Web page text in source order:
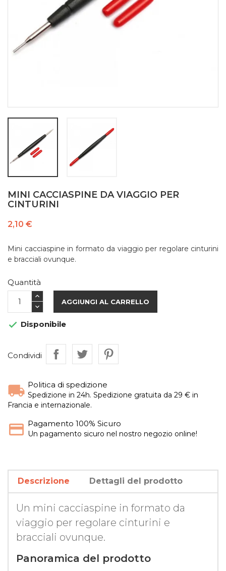
MINI CACCIASPINE DA VIAGGIO PER
CINTURINI
2,10 €
Mini cacciaspine in formato da viaggio per regolare cinturini
e bracciali ovunque.
Quantità
AGGIUNGI AL CARRELLO
 Disponibile
Condividi
Politica di spedizione
Spedizione in 24h. Spedizione gratuita da 29 € in
Francia e internazionale.
Pagamento 100% Sicuro
Un pagamento sicuro nel nostro negozio online!
Descrizione Dettagli del prodotto
Un mini cacciaspine in formato da
viaggio per regolare cinturini e
bracciali ovunque.
Panoramica del prodotto